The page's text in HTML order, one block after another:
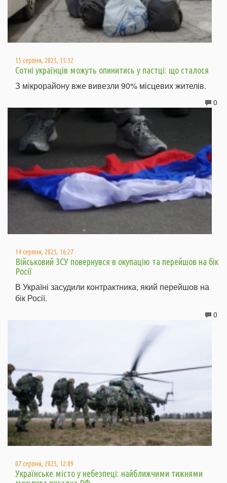
15 серпня, 2025, 15:12
Сотні українців можуть опинитись у пастці: що сталося
З мікрорайону вже вивезли 90% місцевих жителів.
0
14 серпня, 2025, 16:27
Військовий ЗСУ повернувся в окупацію та перейшов на бік
Росії
В Україні засудили контрактника, який перейшов на
бік Росії.
0
07 серпня, 2025, 12:09
Українське місто у небезпеці: найближчими тижнями